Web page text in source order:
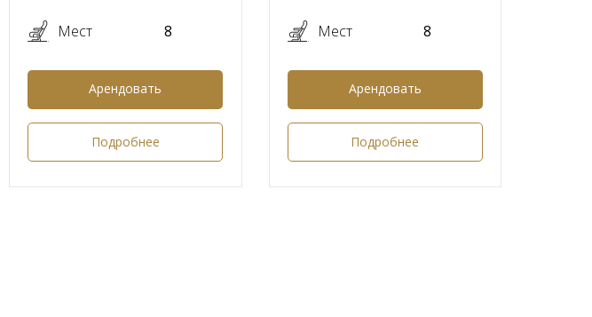
Мест 8
Арендовать
Подробнее
Мест 8
Арендовать
Подробнее